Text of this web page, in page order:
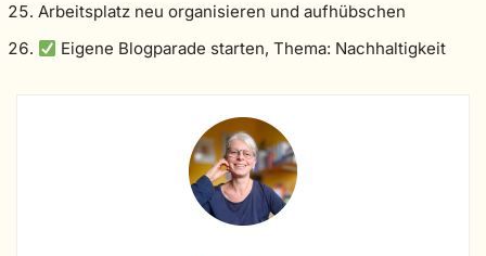
Arbeitsplatz neu organisieren und aufhübschen
Eigene Blogparade starten, Thema: Nachhaltigkeit